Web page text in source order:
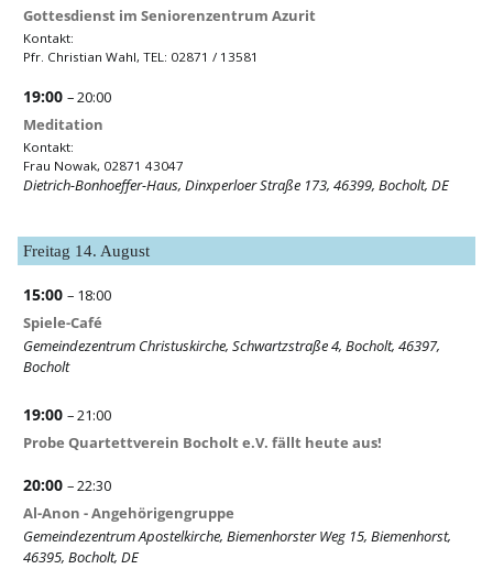
Gottesdienst im Seniorenzentrum Azurit
Kontakt:
Pfr. Christian Wahl, TEL: 02871 / 13581
19:00 – 20:00
Meditation
Dietrich-Bonhoeffer-Haus, Dinxperloer Straße 173, 46399, Bocholt, DE
Kontakt:
Frau Nowak, 02871 43047
Freitag 14. August
15:00 – 18:00
Spiele-Café
Gemeindezentrum Christuskirche, Schwartzstraße 4, Bocholt, 46397,
Bocholt
19:00 – 21:00
Probe Quartettverein Bocholt e.V. fällt heute aus!
20:00 – 22:30
Al-Anon - Angehörigengruppe
Gemeindezentrum Apostelkirche, Biemenhorster Weg 15, Biemenhorst,
46395, Bocholt, DE